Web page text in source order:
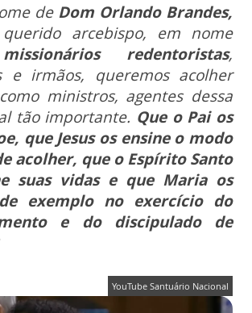
de Dom Orlando Brandes,
arcebispo, em nome
missionários redentoristas,
e irmãos, queremos acolher
ministros, agentes dessa
tão importante. Que o Pai os
que Jesus os ensine o modo
acolher, que o Espírito Santo
suas vidas e que Maria os
exemplo no exercício do
e do discipulado de
YouTube Santuário Nacional